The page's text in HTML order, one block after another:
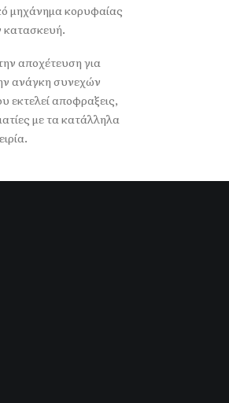
μηχάνημα κορυφαίας
κατασκευή.
αποχέτευση για
ανάγκη συνεχών
εκτελεί αποφραξεις,
με τα κατάλληλα